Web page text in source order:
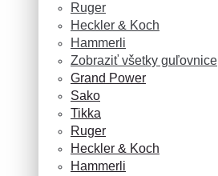
Ruger
Heckler & Koch
Hammerli
Zobraziť všetky guľovnice
Grand Power
Sako
Tikka
Ruger
Heckler & Koch
Hammerli